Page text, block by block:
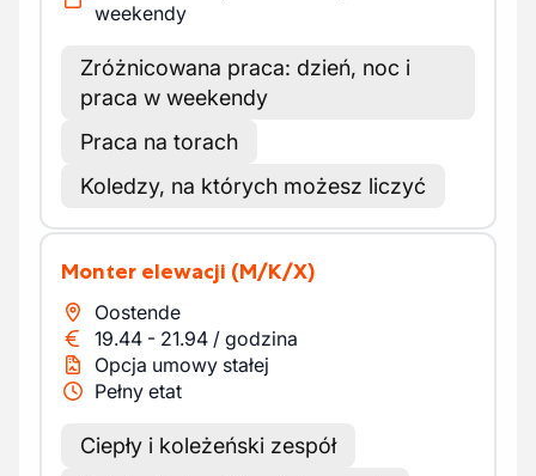
weekendy
Zróżnicowana praca: dzień, noc i
praca w weekendy
Praca na torach
Koledzy, na których możesz liczyć
Monter elewacji (M/K/X)
Oostende
19.44 - 21.94 / godzina
Opcja umowy stałej
Pełny etat
Ciepły i koleżeński zespół